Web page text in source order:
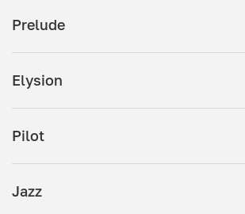
Prelude
Elysion
Pilot
Jazz